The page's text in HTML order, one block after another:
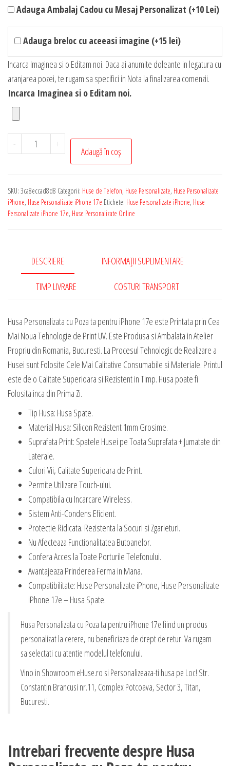
Adauga Ambalaj Cadou cu Mesaj Personalizat (+10 Lei)
Adauga breloc cu aceeasi imagine (+15 lei)
Incarca Imaginea si o Editam noi. Daca ai anumite doleante in legatura cu
aranjarea pozei, te rugam sa specifici in Nota la finalizarea comenzii.
Incarca Imaginea si o Editam noi.
-
Cantitate
Husa
Poza
ta
17e
+
Adaugă în coș
SKU: 3ca8eccad8d8 Categorii: Huse de Telefon, Huse Personalizate, Huse Personalizate
iPhone, Huse Personalizate iPhone 17e Etichete: Huse Personalizate iPhone, Huse
Personalizate iPhone 17e, Huse Personalizate Online
DESCRIERE INFORMAȚII SUPLIMENTARE
TIMP LIVRARE COSTURI TRANSPORT
Husa Personalizata cu Poza ta pentru iPhone 17e este Printata prin Cea
Mai Noua Tehnologie de Print UV. Este Produsa si Ambalata in Atelier
Propriu din Romania, Bucuresti. La Procesul Tehnologic de Realizare a
Husei sunt Folosite Cele Mai Calitative Consumabile si Materiale. Printul
este de o Calitate Superioara si Rezistent in Timp. Husa poate fi
Folosita inca din Prima Zi.
Tip Husa: Husa Spate.
Material Husa: Silicon Rezistent 1mm Grosime.
Suprafata Print: Spatele Husei pe Toata Suprafata + Jumatate din
Laterale.
Culori Vii, Calitate Superioara de Print.
Permite Utilizare Touch-ului.
Compatibila cu Incarcare Wireless.
Sistem Anti-Condens Eficient.
Protectie Ridicata. Rezistenta la Socuri si Zgarieturi.
Nu Afecteaza Functionalitatea Butoanelor.
Confera Acces la Toate Porturile Telefonului.
Avantajeaza Prinderea Ferma in Mana.
Compatibilitate: Huse Personalizate iPhone, Huse Personalizate
iPhone 17e – Husa Spate.
Husa Personalizata cu Poza ta pentru iPhone 17e fiind un produs
personalizat la cerere, nu beneficiaza de drept de retur. Va rugam
sa selectati cu atentie modelul telefonului.
Vino in Showroom eHuse.ro si Personalizeaza-ti husa pe Loc! Str.
Constantin Brancusi nr.11, Complex Potcoava, Sector 3, Titan,
Bucuresti.
Intrebari frecvente despre Husa